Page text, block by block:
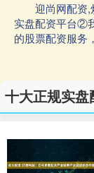
迎尚网配资
实盘配资平台②
的股票配资服务
十大正规实盘